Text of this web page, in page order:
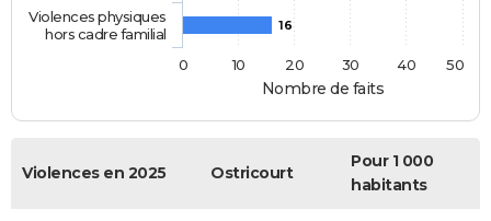
Nombre de faits
16
Violences physiques
hors cadre familial
0
10 20 30 40 50
Violences en 2025 Ostricourt
Pour 1 000
habitants